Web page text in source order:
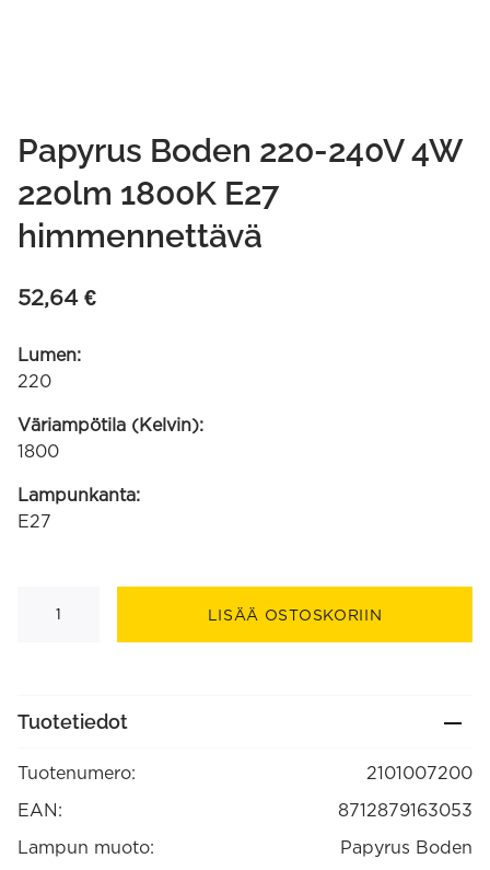
Papyrus Boden 220-240V 4W
220lm 1800K E27
himmennettävä
52,64 €
Lumen:
220
Väriampötila (Kelvin):
1800
Lampunkanta:
E27
Boden
himmennettävä
LISÄÄ OSTOSKORIIN
Tuotetiedot
Tuotenumero:
2101007200
EAN:
8712879163053
Lampun muoto:
Papyrus Boden